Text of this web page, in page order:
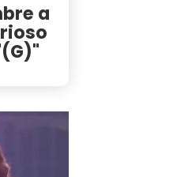
a